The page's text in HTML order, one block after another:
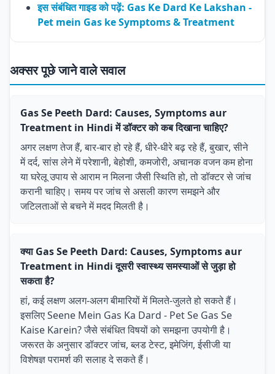
इस संबंधित गाइड को पढ़ें: Gas Ke Dard Ke Lakshan -
Pet mein Gas ke Symptoms & Treatment
अक्सर पूछे जाने वाले सवाल
Gas Se Peeth Dard: Causes, Symptoms aur
Treatment in Hindi में डॉक्टर को कब दिखाना चाहिए?
अगर लक्षण तेज हैं, बार-बार हो रहे हैं, धीरे-धीरे बढ़ रहे हैं, बुखार, सीने
में दर्द, सांस लेने में परेशानी, बेहोशी, कमजोरी, अचानक वजन कम होना
या घरेलू उपाय से आराम न मिलना जैसी स्थिति हो, तो डॉक्टर से जांच
करानी चाहिए। समय पर जांच से असली कारण समझने और
जटिलताओं से बचने में मदद मिलती है।
क्या Gas Se Peeth Dard: Causes, Symptoms aur
Treatment in Hindi दूसरी स्वास्थ्य समस्याओं से जुड़ा हो
सकता है?
हां, कई लक्षण अलग-अलग बीमारियों में मिलते-जुलते हो सकते हैं।
इसलिए Seene Mein Gas Ka Dard - Pet Se Gas Se
Kaise Karein? जैसे संबंधित विषयों को समझना उपयोगी है।
जरूरत के अनुसार डॉक्टर जांच, ब्लड टेस्ट, इमेजिंग, ईसीजी या
विशेषज्ञ परामर्श की सलाह दे सकते हैं।